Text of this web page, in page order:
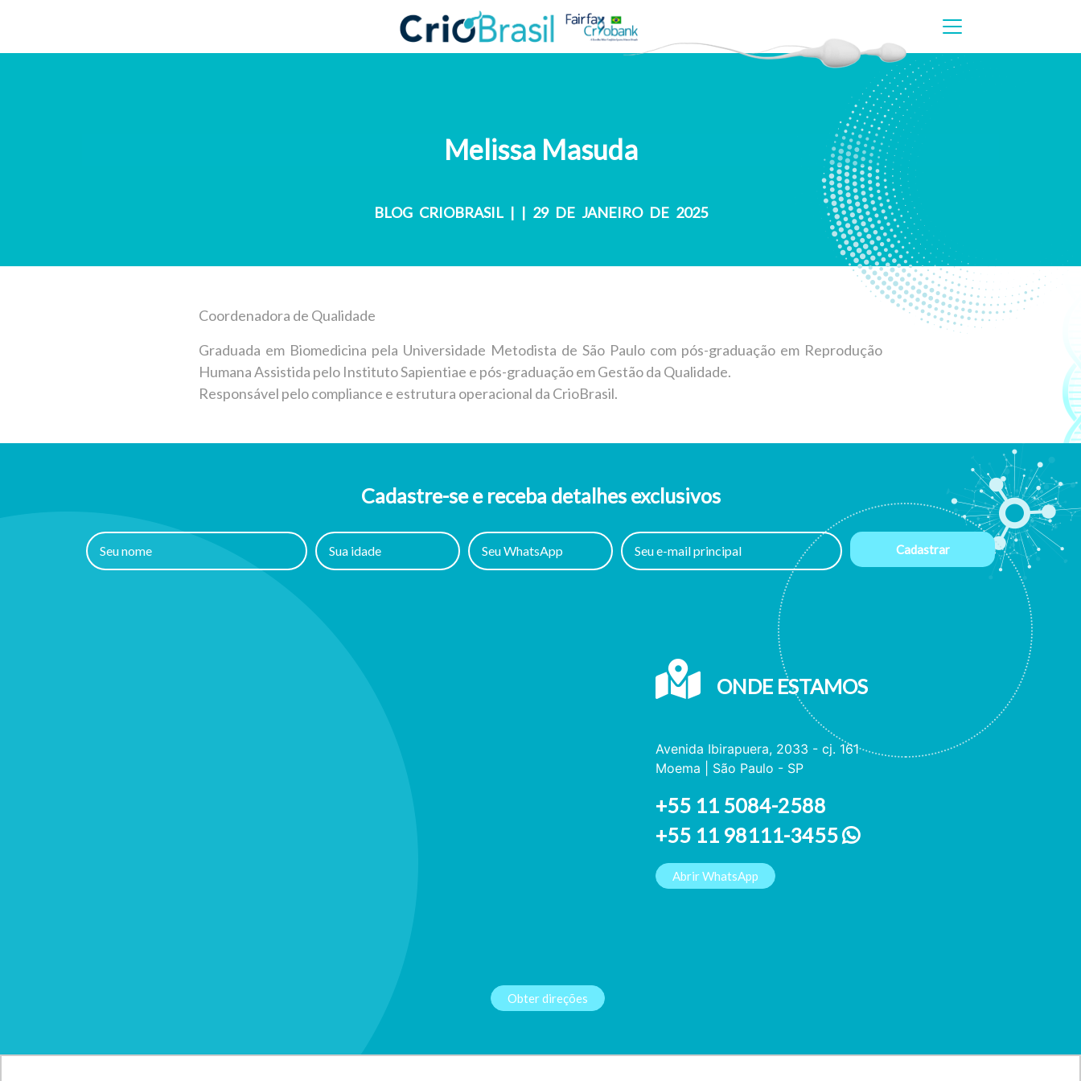
Melissa Masuda
BLOG CRIOBRASIL| | 29 DE JANEIRO DE 2025
Coordenadora de Qualidade
Graduada em Biomedicina pela Universidade Metodista de São Paulo com pós-graduação em Reprodução
Humana Assistida pelo Instituto Sapientiae e pós-graduação em Gestão da Qualidade.
Responsável pelo compliance e estrutura operacional da CrioBrasil.
Cadastre-se e receba detalhes exclusivos
Obter direções
ONDE ESTAMOS
Avenida Ibirapuera, 2033 - cj. 161
Moema | São Paulo - SP
+55 11 5084-2588
+55 11 98111-3455
Abrir WhatsApp